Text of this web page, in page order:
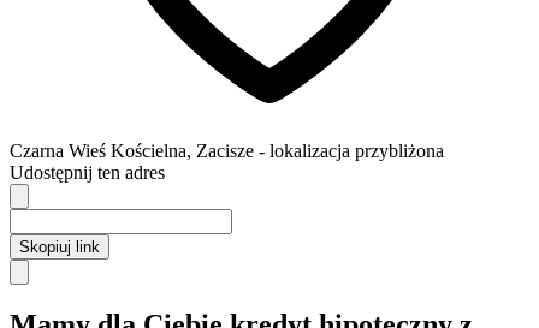
Czarna Wieś Kościelna, Zacisze - lokalizacja przybliżona
Udostępnij ten adres
Skopiuj link